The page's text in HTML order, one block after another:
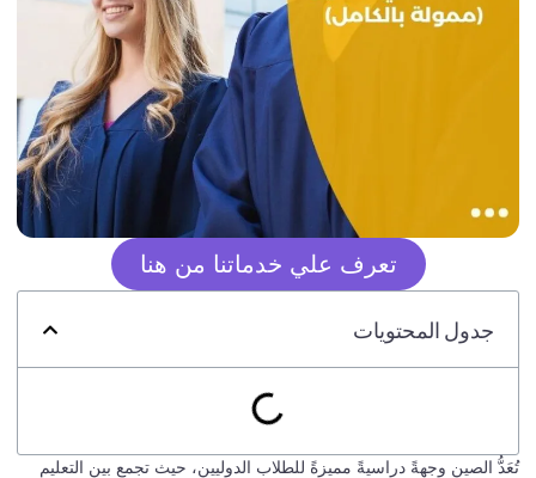
تعرف علي خدماتنا من هنا
جدول المحتويات
تُعَدُّ الصين وجهةً دراسيةً مميزةً للطلاب الدوليين، حيث تجمع بين التعليم